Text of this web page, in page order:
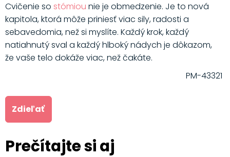
Cvičenie so stómiou nie je obmedzenie. Je to nová
kapitola, ktorá môže priniesť viac sily, radosti a
sebavedomia, než si myslíte. Každý krok, každý
natiahnutý sval a každý hlboký nádych je dôkazom,
že vaše telo dokáže viac, než čakáte.
PM-43321
Zdieľať
Prečítajte si aj